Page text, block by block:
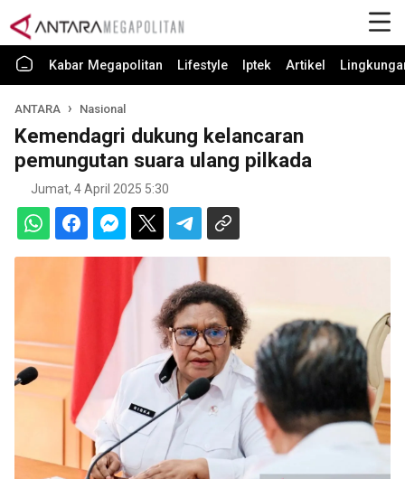
Kabar Megapolitan Lifestyle Iptek Artikel
ANTARA Nasional
Kemendagri dukung kelancaran
pemungutan suara ulang pilkada
Jumat, 4 April 2025 5:30